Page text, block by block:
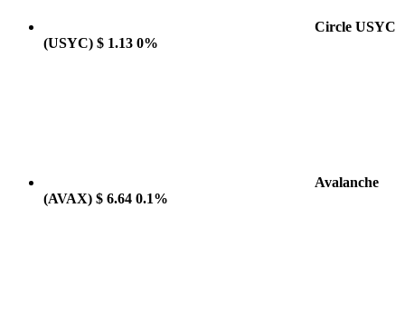
Circle USYC
(USYC) $ 1.13 0%
Avalanche
(AVAX) $ 6.64 0.1%